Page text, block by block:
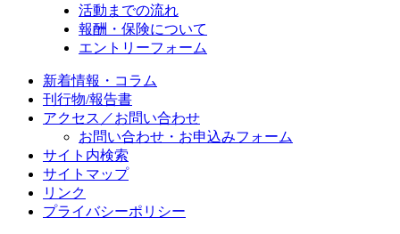
活動までの流れ
報酬・保険について
エントリーフォーム
新着情報・コラム
刊行物/報告書
アクセス／お問い合わせ
お問い合わせ・お申込みフォーム
サイト内検索
サイトマップ
リンク
プライバシーポリシー